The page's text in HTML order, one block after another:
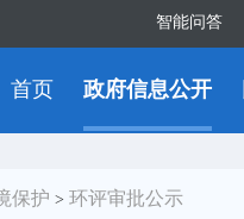
智能问答
首页 政府信息公开
保护 > 环评审批公示